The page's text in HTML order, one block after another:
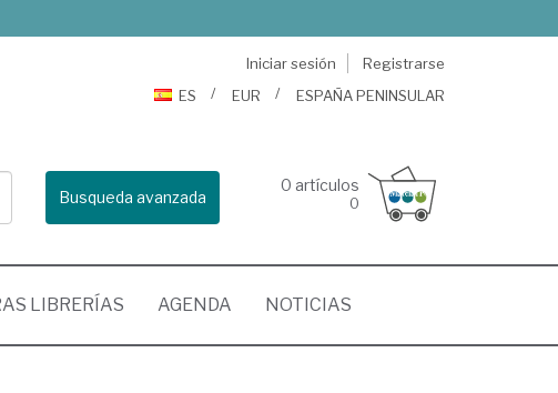
Iniciar sesión
Registrarse
ES
EUR ESPAÑA PENINSULAR
Busqueda avanzada
0 artículos
0
LIBRERÍAS AGENDA NOTICIAS